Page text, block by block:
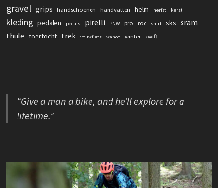
gravel grips handschoenen handvatten helm herfst kerst
kleding pedalen pedals pirelli PNW pro roc shirt sks sram
thule toertocht trek vouwfiets wahoo winter zwift
“Give a man a bike, and he’ll explore for a
lifetime.”